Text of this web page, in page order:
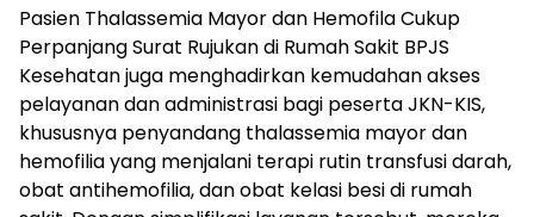
Pasien Thalassemia Mayor dan Hemofila Cukup
Perpanjang Surat Rujukan di Rumah Sakit BPJS
Kesehatan juga menghadirkan kemudahan akses
pelayanan dan administrasi bagi peserta JKN-KIS,
khususnya penyandang thalassemia mayor dan
hemofilia yang menjalani terapi rutin transfusi darah,
obat antihemofilia, dan obat kelasi besi di rumah